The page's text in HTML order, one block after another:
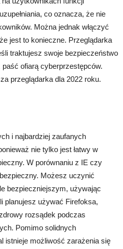
co oznacza, że nie
Można jednak włączyć
jest to konieczne. Przeglądarka
traktujesz swoje bezpieczeństwo
ofiarą cyberprzestępców.
przeglądarka dla 2022 roku.
i najbardziej zaufanych
nie tylko jest łatwy w
W porównaniu z IE czy
Możesz uczynić
bezpieczniejszym, używając
planujesz używać Firefoksa,
rozsądek podczas
Pomimo solidnych
istnieje możliwość zarażenia się